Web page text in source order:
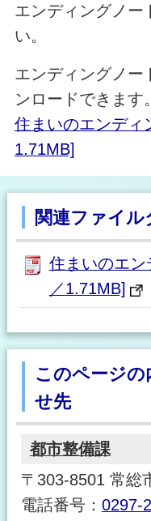
エンディングノー
い。
エンディングノー
ンロードできます。
住まいのエンディ
1.71MB]
関連ファイ
住まいのエ
／1.71MB]
このページ
せ先
都市整備課
〒303-8501 常総
電話番号： 0297-